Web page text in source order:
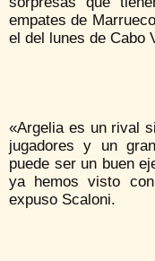
empates de
el del lunes de Cabo
«Argelia es un rival
jugadores y un
puede ser un buen
ya hemos visto
expuso Scaloni.